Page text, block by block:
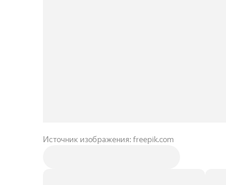
Источник изображения: freepik.com